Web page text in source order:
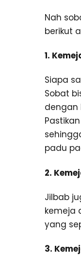
Nah
berikut
1.
Siapa
Sobat
dengan
padu
2.
Jilbab
kemeja
yang
3.